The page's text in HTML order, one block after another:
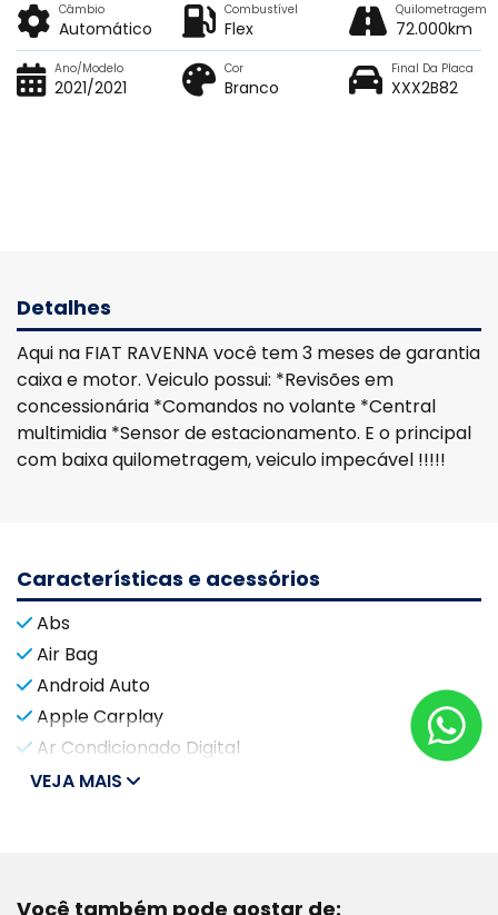
Câmbio
Automático
Combustível
Flex
Quilometragem
72.000km
Ano/Modelo
2021/2021
Cor
Branco
Final Da Placa
XXX2B82
Detalhes
Aqui na FIAT RAVENNA você tem 3 meses de garantia
caixa e motor. Veiculo possui: *Revisões em
concessionária *Comandos no volante *Central
multimidia *Sensor de estacionamento. E o principal
com baixa quilometragem, veiculo impecável !!!!!
Características e acessórios
Abs
Air Bag
Android Auto
Apple Carplay
Ar Condicionado Digital
VEJA MAIS
Você também pode gostar de: